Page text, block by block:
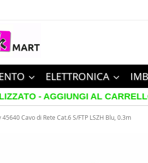
ELETTRONICA
AL CARRELLO PER
45640 Cavo di Rete Cat.6 S/FTP LSZH Blu, 0.3m